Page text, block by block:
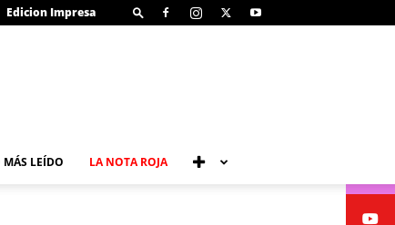
Edicion Impresa
MÁS LEÍDO LA NOTA ROJA